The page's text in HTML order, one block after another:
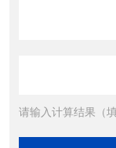
请输入计算结果（